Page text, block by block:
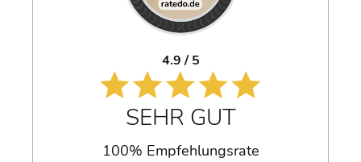
4.9 / 5
SEHR GUT
100% Empfehlungsrate